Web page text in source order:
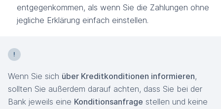
entgegenkommen, als wenn Sie die Zahlungen ohne
jegliche Erklärung einfach einstellen.
Wenn Sie sich über Kreditkonditionen informieren,
sollten Sie außerdem darauf achten, dass Sie bei der
Bank jeweils eine Konditionsanfrage stellen und keine